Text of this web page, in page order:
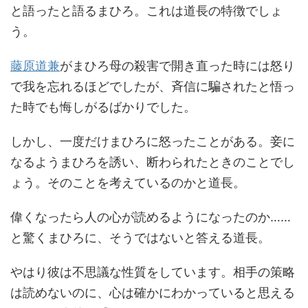
と語ったと語るまひろ。これは道長の特徴でしょ
う。
藤原道兼がまひろ母の殺害で開き直った時には怒り
で我を忘れるほどでしたが、斉信に騙されたと悟っ
た時でも悔しがるばかりでした。
しかし、一度だけまひろに怒ったことがある。妾に
なるようまひろを誘い、断わられたときのことでし
ょう。そのことを考えているのかと道長。
偉くなったら人の心が読めるようになったのか……
と驚くまひろに、そうではないと答える道長。
やはり彼は不思議な性質をしています。相手の策略
は読めないのに、心は確かにわかっていると思える